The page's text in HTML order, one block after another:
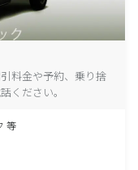
料金や予約、乗り捨
ください。
等